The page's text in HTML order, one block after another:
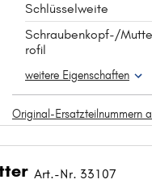
Schlüsselweite
Schraubenkopf-/
rofil
weitere Eigenschaften
Original-Ersatzteilnummern
Art.-Nr. 33107